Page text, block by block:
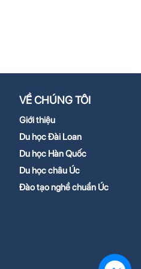
VỀ CHÚNG TÔI
Giới thiệu
Du học Đài Loan
Du học Hàn Quốc
Du học châu Úc
Đào tạo nghề chuẩn Úc